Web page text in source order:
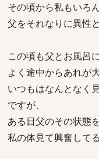
その頃から私もいろ
父をそれなりに異性
この頃も父とお風呂
よく途中からあれが
いつもはなんとなく
ですが、
ある日父のその状態を
私の体見て興奮して